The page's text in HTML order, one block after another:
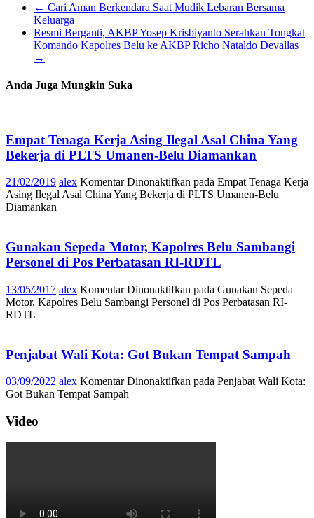
← Cari Aman Berkendara Saat Mudik Lebaran Bersama
Keluarga
Resmi Berganti, AKBP Yosep Krisbiyanto Serahkan Tongkat
Komando Kapolres Belu ke AKBP Richo Nataldo Devallas
→
Anda Juga Mungkin Suka
Empat Tenaga Kerja Asing Ilegal Asal China Yang
Bekerja di PLTS Umanen-Belu Diamankan
21/02/2019 alex Komentar Dinonaktifkan pada Empat Tenaga Kerja
Asing Ilegal Asal China Yang Bekerja di PLTS Umanen-Belu
Diamankan
Gunakan Sepeda Motor, Kapolres Belu Sambangi
Personel di Pos Perbatasan RI-RDTL
13/05/2017 alex Komentar Dinonaktifkan pada Gunakan Sepeda
Motor, Kapolres Belu Sambangi Personel di Pos Perbatasan RI-
RDTL
Penjabat Wali Kota: Got Bukan Tempat Sampah
03/09/2022 alex Komentar Dinonaktifkan pada Penjabat Wali Kota:
Got Bukan Tempat Sampah
Video